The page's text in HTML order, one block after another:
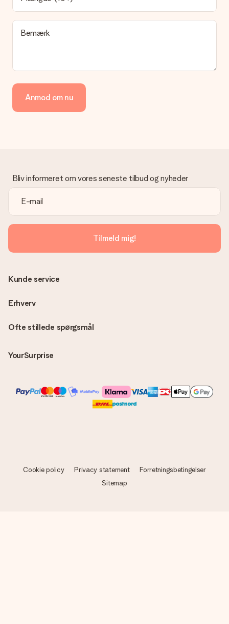
I øjeblikket er det ikke (endnu) muligt at vælge en
leveringsindstilling. Den gave, du vil bestille, sendes enten som
en pakke eller som postkasse levering. Vil du gerne vide
hvilken måde din ordre sendes på? Kontakt venligst vores
Vi tilbyder følgende betalingsmetoder: Dankort, Paypal,
kreditkort, faktura via Klarna eller bankoverførsel. I tilfælde af
manuel betaling overførsel, skal du tage højde for en ekstra 3
venligst vores kundeservice, de hjælper gerne med at finde en
passende løsning.
Er fakturaen sendt sammen med ordren?
Ingen faktura sendes med din ordre. Du modtager altid
fakturaen i bekræftelsesemailen, og du kan altid finde den i din
MySurprise-konto. Det betyder at du kan få gaven leveret
direkte til modtageren, hvilket gør det til en sand
overraskelse!
Bemærk
Anmod om nu
Bliv informeret om vores seneste tilbud og nyheder
Tilmeld mig!
Ofte stillede spørgsmål
YourSurprise
Kunde service
Erhverv
Cookie policy Privacy statement
Forretningsbetingelser
Sitemap